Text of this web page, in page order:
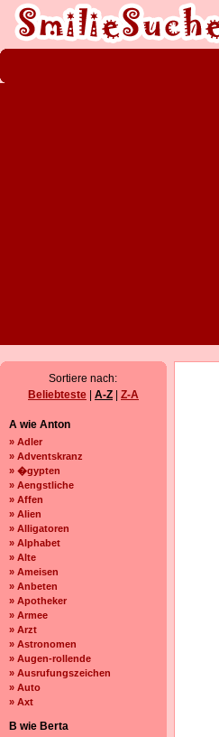
Sortiere nach:
Beliebteste
A-Z Z-A
A wie Anton
» Adler
» Adventskranz
» �gypten
» Aengstliche
» Affen
» Alien
» Alligatoren
» Alphabet
» Alte
» Ameisen
» Anbeten
» Apotheker
» Armee
» Arzt
» Astronomen
» Augen-rollende
» Ausrufungszeichen
» Auto
» Axt
B wie Berta